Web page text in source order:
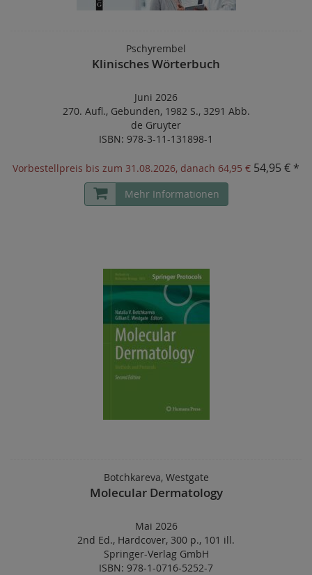
Pschyrembel
Klinisches Wörterbuch
Juni 2026
270. Aufl., Gebunden, 1982 S., 3291 Abb.
de Gruyter
ISBN: 978-3-11-131898-1
Vorbestellpreis bis zum 31.08.2026, danach 64,95 € 54,95 € *
Mehr Informationen
Botchkareva, Westgate
Molecular Dermatology
Mai 2026
2nd Ed., Hardcover, 300 p., 101 ill.
Springer-Verlag GmbH
ISBN: 978-1-0716-5252-7